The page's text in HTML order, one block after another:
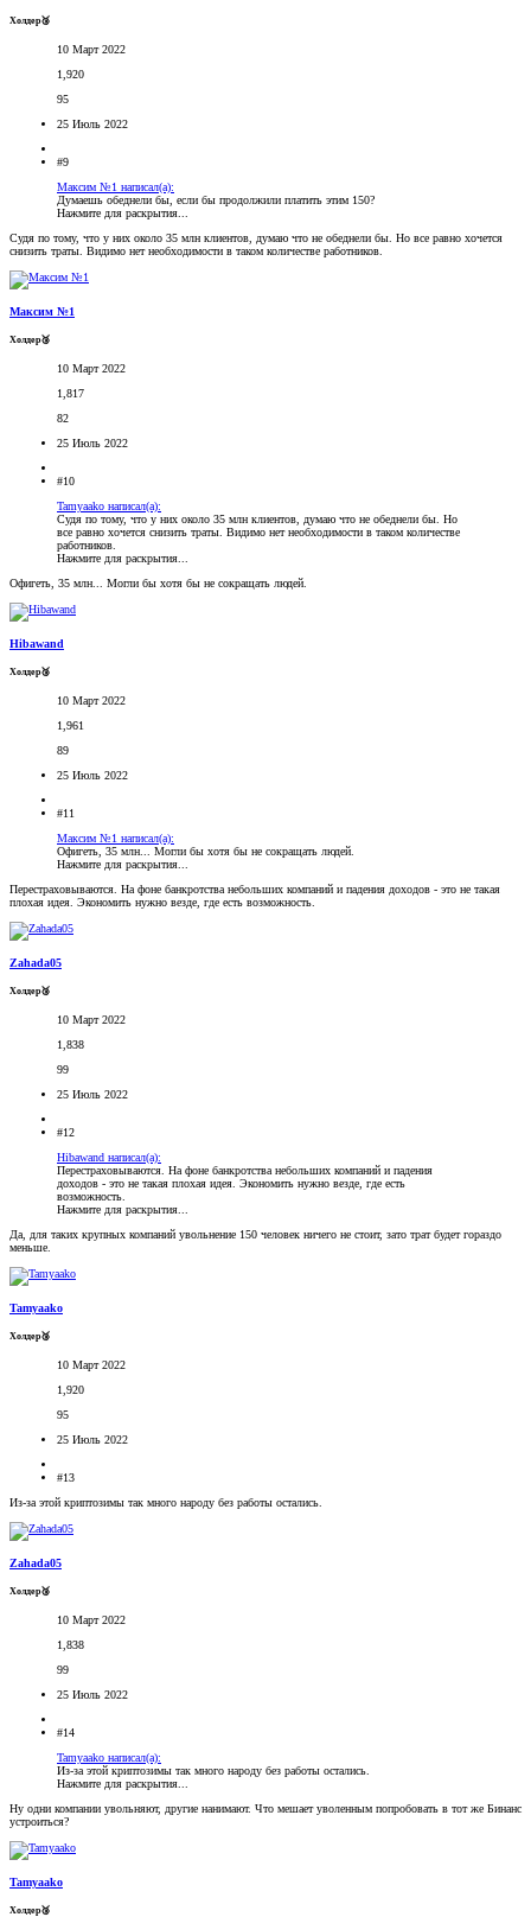
Холдер🥉
10 Март 2022
1,920
95
25 Июль 2022
#9
Максим №1 написал(а):
Думаешь обеднели бы, если бы продолжили платить этим 150?
Нажмите для раскрытия...
Судя по тому, что у них около 35 млн клиентов, думаю что не обеднели бы. Но все равно хочется
снизить траты. Видимо нет необходимости в таком количестве работников.
Максим №1
Холдер🥉
10 Март 2022
1,817
82
25 Июль 2022
#10
Tamyaako написал(а):
Судя по тому, что у них около 35 млн клиентов, думаю что не обеднели бы. Но
все равно хочется снизить траты. Видимо нет необходимости в таком количестве
работников.
Нажмите для раскрытия...
Офигеть, 35 млн... Могли бы хотя бы не сокращать людей.
Hibawand
Холдер🥉
10 Март 2022
1,961
89
25 Июль 2022
#11
Максим №1 написал(а):
Офигеть, 35 млн... Могли бы хотя бы не сокращать людей.
Нажмите для раскрытия...
Перестраховываются. На фоне банкротства небольших компаний и падения доходов - это не такая
плохая идея. Экономить нужно везде, где есть возможность.
Zahada05
Холдер🥉
10 Март 2022
1,838
99
25 Июль 2022
#12
Hibawand написал(а):
Перестраховываются. На фоне банкротства небольших компаний и падения
доходов - это не такая плохая идея. Экономить нужно везде, где есть
возможность.
Нажмите для раскрытия...
Да, для таких крупных компаний увольнение 150 человек ничего не стоит, зато трат будет гораздо
меньше.
Tamyaako
Холдер🥉
10 Март 2022
1,920
95
25 Июль 2022
#13
Из-за этой криптозимы так много народу без работы остались.
Zahada05
Холдер🥉
10 Март 2022
1,838
99
25 Июль 2022
#14
Tamyaako написал(а):
Из-за этой криптозимы так много народу без работы остались.
Нажмите для раскрытия...
Ну одни компании увольняют, другие нанимают. Что мешает уволенным попробовать в тот же Бинанс
устроиться?
Tamyaako
Холдер🥉